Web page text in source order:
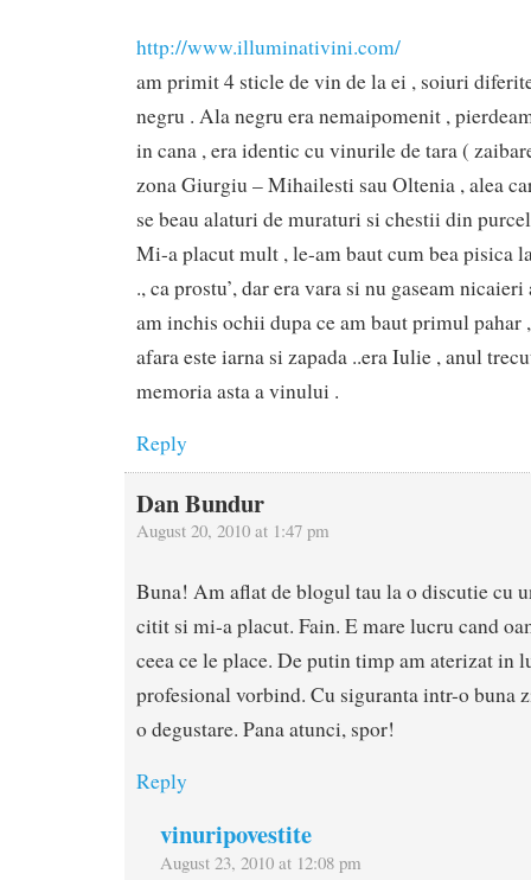
http://www.illuminativini.com/
am primit 4 sticle de vin de la ei , soiuri
negru . Ala negru era nemaipomenit ,
in cana , era identic cu vinurile de tara (
zona Giurgiu – Mihailesti sau Oltenia , alea
se beau alaturi de muraturi si chestii din
Mi-a placut mult , le-am baut cum bea pisica
., ca prostu’, dar era vara si nu gaseam
am inchis ochii dupa ce am baut primul pahar
afara este iarna si zapada ..era Iulie , anul
memoria asta a vinului .
Reply
Dan Bundur
August 20, 2010 at 1:47 pm
Buna! Am aflat de blogul tau la o discutie cu
citit si mi-a placut. Fain. E mare lucru cand
ceea ce le place. De putin timp am aterizat in
profesional vorbind. Cu siguranta intr-o buna
o degustare. Pana atunci, spor!
Reply
vinuripovestite
August 23, 2010 at 12:08 pm